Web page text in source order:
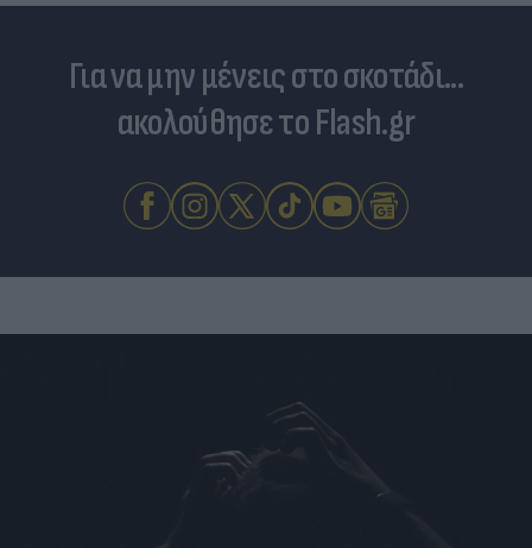
Για να μην μένεις στο σκοτάδι...
ακολούθησε το Flash.gr